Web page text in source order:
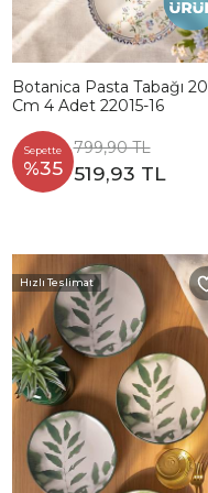
Botanica Pasta Tabağı 20
Cm 4 Adet 22015-16
Sepette
%35
799,90 TL
519,93 TL
Hızlı Teslimat